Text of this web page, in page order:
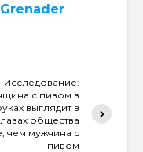
Исследование:
с пивом в
выглядит в
общества
чем мужчина с
пивом